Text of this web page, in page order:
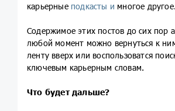
карьерные подкасты и многое другое.
Содержимое этих постов до сих пор
любой момент можно вернуться к
ленту вверх или воспользоватся
ключевым карьерным словам.
Что будет дальше?